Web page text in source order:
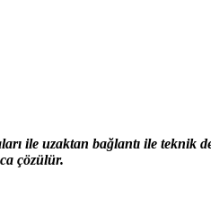
ile uzaktan bağlantı ile teknik
çözülür.